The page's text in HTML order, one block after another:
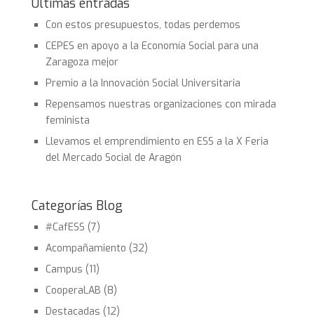
Con estos presupuestos, todas perdemos
CEPES en apoyo a la Economía Social para una
Zaragoza mejor
Premio a la Innovación Social Universitaria
Repensamos nuestras organizaciones con mirada
feminista
Llevamos el emprendimiento en ESS a la X Feria
del Mercado Social de Aragón
Categorías Blog
#CafESS (7)
Acompañamiento (32)
Campus (11)
CooperaLAB (8)
Destacadas (12)